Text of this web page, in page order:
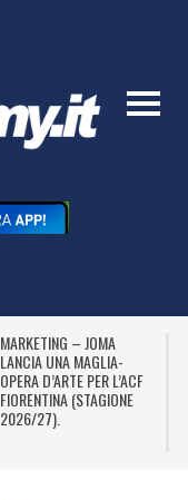
MARKETING – JOMA
LANCIA UNA MAGLIA-
OPERA D’ARTE PER L’ACF
FIORENTINA (STAGIONE
2026/27).